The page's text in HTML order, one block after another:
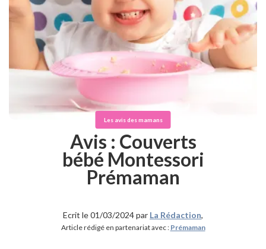
Les avis des mamans
Avis : Couverts
bébé Montessori
Prémaman
Ecrit le 01/03/2024 par La Rédaction,
Article rédigé en partenariat avec : Prémaman